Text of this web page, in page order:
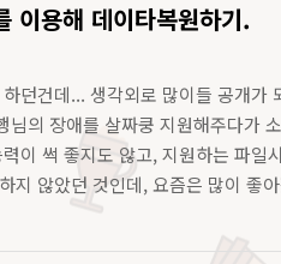
용해 데이타복원하기.
던건데... 생각외로 많이들 공개
님의 장애를 살짜쿵 지원해주다가
이 썩 좋지도 않고, 지원하는 파일
지 않았던 것인데, 요즘은 많이 좋